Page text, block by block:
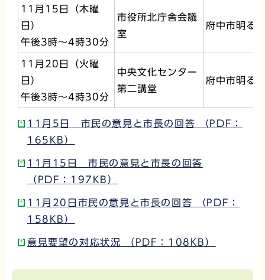
11月15日（木曜
日）
午後3時～4時30分
市役所北庁舎会議
室
府中市明る
11月20日（火曜
日）
午後3時～4時30分
中央文化センター
第二講堂
府中市明る
11月5日 市民の意見と市長の回答 （PDF：
165KB）
11月15日 市民の意見と市長の回答
（PDF：197KB）
11月20日市民の意見と市長の回答 （PDF：
158KB）
意見要望の対応状況 （PDF：108KB）